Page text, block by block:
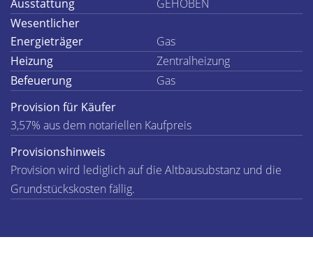
Ausstattung
GEHOBEN
Wesentlicher
Energieträger
Gas
Heizung
Zentralheizung
Befeuerung
Gas
Provision für Käufer
3,57% aus dem notariellen Kaufpreis
Provisionshinweis
Provision wird lediglich auf die Altbausubstanz und die
Grundstückskosten fällig.